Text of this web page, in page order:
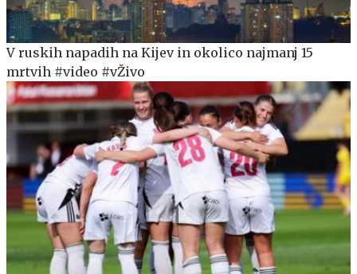
V ruskih napadih na Kijev in okolico najmanj 15
mrtvih #video #vŽivo